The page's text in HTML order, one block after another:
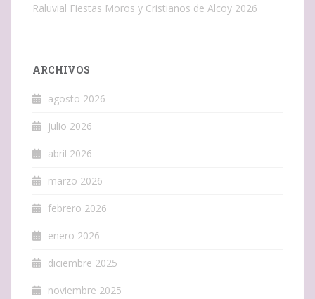
Raluvial Fiestas Moros y Cristianos de Alcoy 2026
ARCHIVOS
agosto 2026
julio 2026
abril 2026
marzo 2026
febrero 2026
enero 2026
diciembre 2025
noviembre 2025